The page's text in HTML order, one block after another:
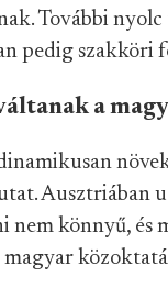
További
pedig szakköri
a
Ausztriában
nem könnyű, és